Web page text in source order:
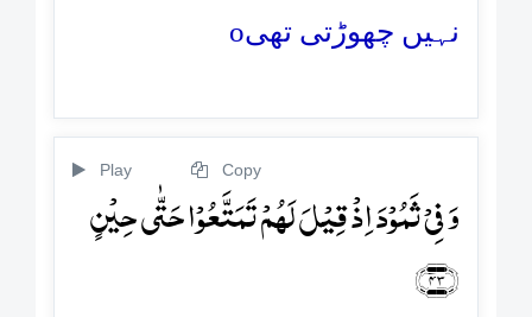
نہیں چھوڑتی تھیo
Play Copy
وَ فِیۡ ثَمُوۡدَ اِذۡ قِیۡلَ لَہُمۡ تَمَتَّعُوۡا حَتّٰی حِیۡنٍ
﴿۴۳﴾